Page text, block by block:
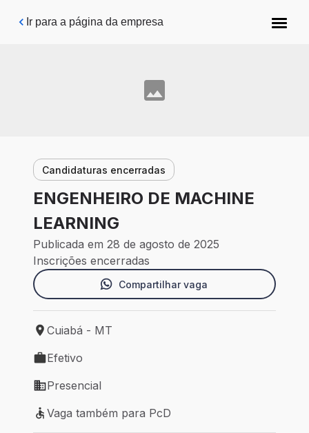
Pular para o conteúdo principal
Ir para a página da empresa
Candidaturas encerradas
ENGENHEIRO DE MACHINE
LEARNING
Publicada em 28 de agosto de 2025
Inscrições encerradas
Compartilhar vaga
Local de trabalho: Cuiabá - MT
Cuiabá - MT
Tipo de vaga: Efetivo
Efetivo
Modelo de trabalho: Presencial
Presencial
Vaga também para PcD
Vaga também para PcD